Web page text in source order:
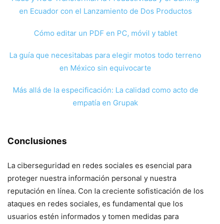
en Ecuador con el Lanzamiento de Dos Productos
Cómo editar un PDF en PC, móvil y tablet
La guía que necesitabas para elegir motos todo terreno
en México sin equivocarte
Más allá de la especificación: La calidad como acto de
empatía en Grupak
Conclusiones
La ciberseguridad en redes sociales es esencial para
proteger nuestra información personal y nuestra
reputación en línea. Con la creciente sofisticación de los
ataques en redes sociales, es fundamental que los
usuarios estén informados y tomen medidas para